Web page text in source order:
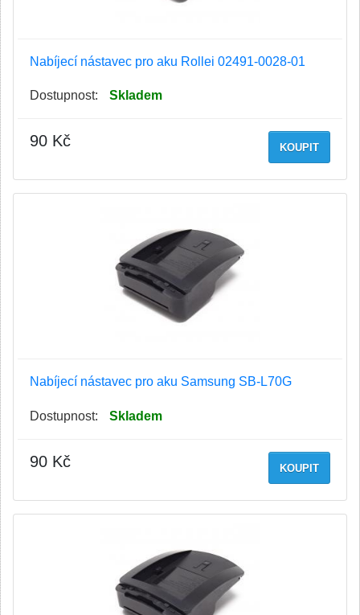
Nabíjecí nástavec pro aku Rollei 02491-0028-01
Dostupnost: Skladem
KOUPIT
90 Kč
Nabíjecí nástavec pro aku Samsung SB-L70G
Dostupnost: Skladem
KOUPIT
90 Kč